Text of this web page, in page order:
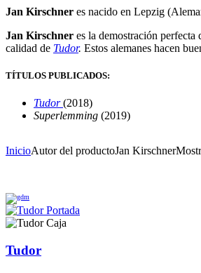
Jan Kirschner es nacido en Lepzig
Jan Kirschner es la demostración perfecta
calidad de Tudor. Estos alemanes hacen
TÍTULOS PUBLICADOS:
Tudor(2018)
Superlemming (2019)
InicioAutor del productoJan Kirschner
Tudor